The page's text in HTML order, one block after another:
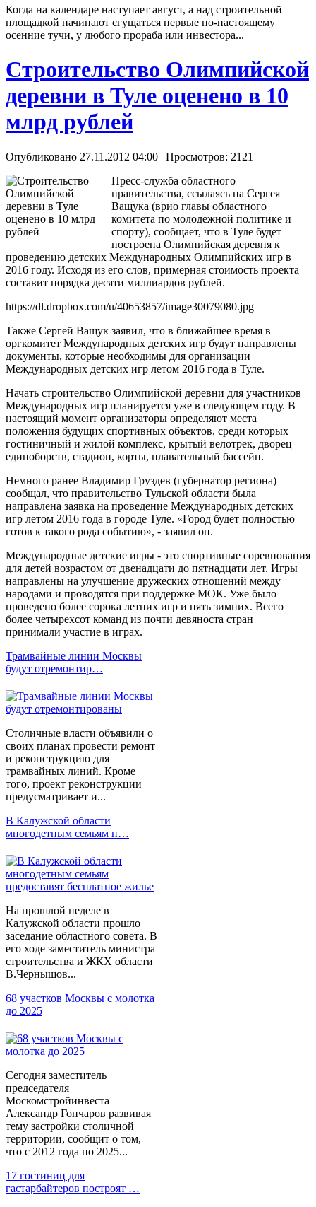
Когда на календаре наступает август, а над строительной
площадкой начинают сгущаться первые по-настоящему
осенние тучи, у любого прораба или инвестора...
Строительство Олимпийской
деревни в Туле оценено в 10
млрд рублей
Опубликовано 27.11.2012 04:00 | Просмотров: 2121
Пресс-служба областного
правительства, ссылаясь на Сергея
Ващука (врио главы областного
комитета по молодежной политике и
спорту), сообщает, что в Туле будет
построена Олимпийская деревня к
проведению детских Международных Олимпийских игр в
2016 году. Исходя из его слов, примерная стоимость проекта
составит порядка десяти миллиардов рублей.
https://dl.dropbox.com/u/40653857/image30079080.jpg
Также Сергей Ващук заявил, что в ближайшее время в
оргкомитет Международных детских игр будут направлены
документы, которые необходимы для организации
Международных детских игр летом 2016 года в Туле.
Начать строительство Олимпийской деревни для участников
Международных игр планируется уже в следующем году. В
настоящий момент организаторы определяют места
положения будущих спортивных объектов, среди которых
гостиничный и жилой комплекс, крытый велотрек, дворец
единоборств, стадион, корты, плавательный бассейн.
Немного ранее Владимир Груздев (губернатор региона)
сообщал, что правительство Тульской области была
направлена заявка на проведение Международных детских
игр летом 2016 года в городе Туле. «Город будет полностью
готов к такого рода событию», - заявил он.
Международные детские игры - это спортивные соревнования
для детей возрастом от двенадцати до пятнадцати лет. Игры
направлены на улучшение дружеских отношений между
народами и проводятся при поддержке МОК. Уже было
проведено более сорока летних игр и пять зимних. Всего
более четырехсот команд из почти девяноста стран
принимали участие в играх.
Трамвайные линии Москвы
будут отремонтир…
Столичные власти объявили о
своих планах провести ремонт
и реконструкцию для
трамвайных линий. Кроме
того, проект реконструкции
предусматривает и...
В Калужской области
многодетным семьям п…
На прошлой неделе в
Калужской области прошло
заседание областного совета. В
его ходе заместитель министра
строительства и ЖКХ области
В.Чернышов...
68 участков Москвы с молотка
до 2025
Сегодня заместитель
председателя
Москомстройинвеста
Александр Гончаров развивая
тему застройки столичной
территории, сообщит о том,
что с 2012 года по 2025...
17 гостиниц для
гастарбайтеров построят …